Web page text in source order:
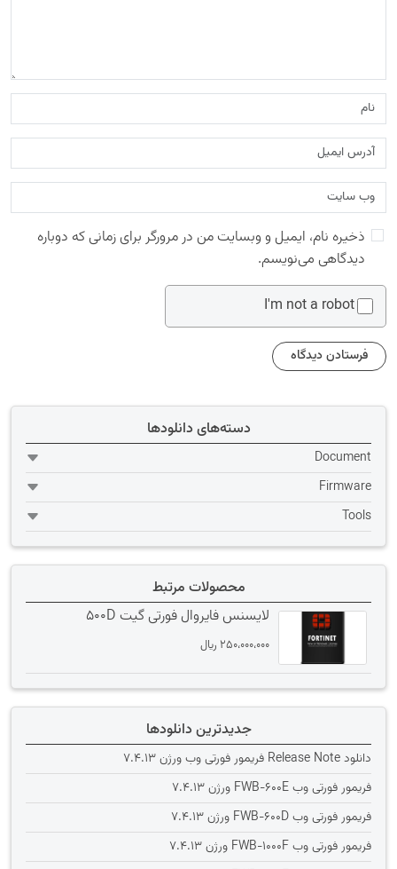
ذخیره نام، ایمیل و وبسایت من در مرورگر برای زمانی که دوباره
دیدگاهی می‌نویسم.
I'm not a robot
دسته‌های دانلودها
Document
Firmware
Tools
محصولات مرتبط
لایسنس فایروال فورتی گیت 500D
250،000،000 ﷼
جدیدترین دانلودها
دانلود Release Note فریمور فورتی وب ورژن 7.4.13
فریمور فورتی وب FWB-600E ورژن 7.4.13
فریمور فورتی وب FWB-600D ورژن 7.4.13
فریمور فورتی وب FWB-1000F ورژن 7.4.13